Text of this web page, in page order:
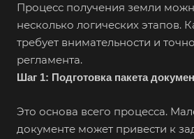
Процесс получения земли
несколько логических этапов.
требует внимательности и
регламента.
Шаг 1: Подготовка пакета
Это основа всего процесса.
документе может привести к